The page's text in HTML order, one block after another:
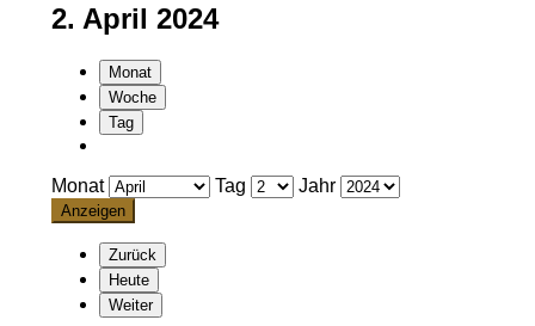
2. April 2024
Monat
Woche
Tag
Monat Tag Jahr
Zurück
Heute
Weiter